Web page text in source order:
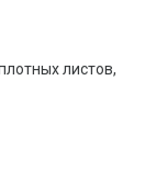
листов,